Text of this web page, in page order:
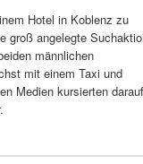
Hotel in Koblenz zu
groß angelegte
männlichen
mit einem Taxi und
Medien kursierten